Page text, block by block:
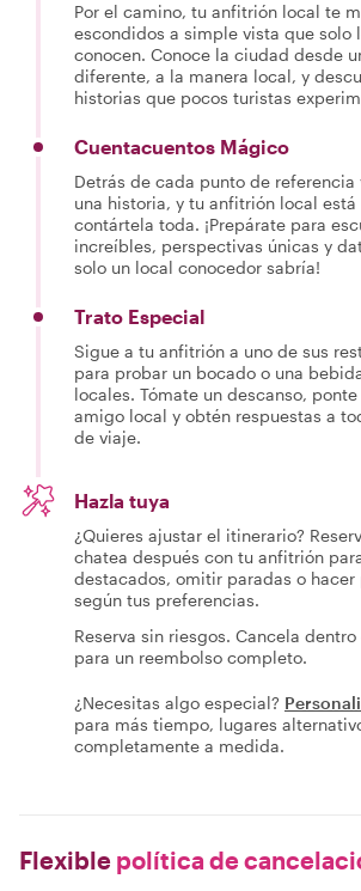
Por el camino, tu anfitrión local te
escondidos a simple vista que solo
conocen. Conoce la ciudad desde
diferente, a la manera local, y
historias que pocos turistas
Cuentacuentos Mágico
Detrás de cada punto de referencia
una historia, y tu anfitrión local
contártela toda. ¡Prepárate para
increíbles, perspectivas únicas y
solo un local conocedor sabría!
Trato Especial
Sigue a tu anfitrión a uno de sus
para probar un bocado o una
locales. Tómate un descanso,
amigo local y obtén respuestas a
de viaje.
Hazla tuya
¿Quieres ajustar el itinerario?
chatea después con tu anfitrión
destacados, omitir paradas o hacer
según tus preferencias.
Reserva sin riesgos. Cancela
para un reembolso completo.
¿Necesitas algo especial?
para más tiempo, lugares
completamente a medida.
Flexible política de